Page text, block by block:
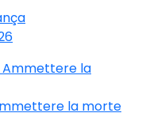
la morte